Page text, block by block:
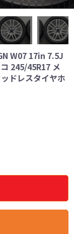
W07 17in 7.5J
245/45R17 メ
ドレスタイヤホ